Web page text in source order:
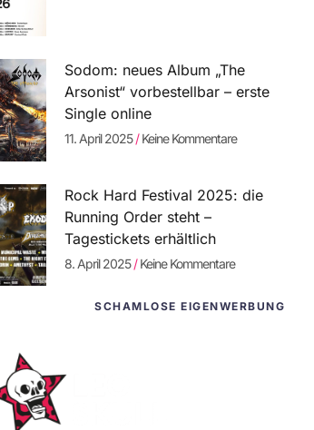
Sodom: neues Album „The
Arsonist“ vorbestellbar – erste
Single online
11. April 2025 Keine Kommentare
Rock Hard Festival 2025: die
Running Order steht –
Tagestickets erhältlich
8. April 2025 Keine Kommentare
SCHAMLOSE EIGENWERBUNG